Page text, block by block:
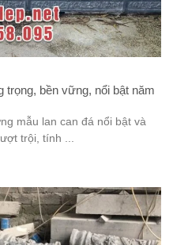
trọng, bền vững, nổi bật năm
mẫu lan can đá nổi bật và
trội, tính ...